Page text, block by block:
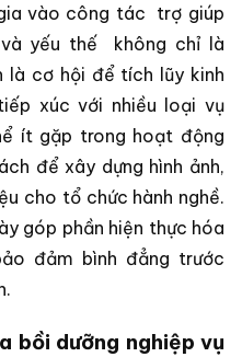
vào công tác trợ giúp
yếu thế
không chỉ là
là cơ hội để tích lũy kinh
xúc với nhiều loại vụ
ít gặp trong hoạt động
để xây dựng hình ảnh,
cho tổ chức hành nghề.
góp phần hiện thực hóa
đảm bình đẳng trước
bồi dưỡng nghiệp vụ